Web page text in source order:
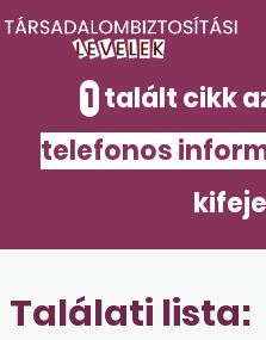
1 talált cikk
telefonos
Találati lista: